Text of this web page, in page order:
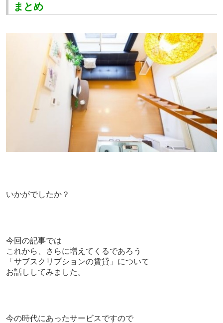
まとめ
いかがでしたか？
今回の記事では
これから、さらに増えてくるであろう
「サブスクリプションの賃貸」について
お話ししてみました。
今の時代にあったサービスですので